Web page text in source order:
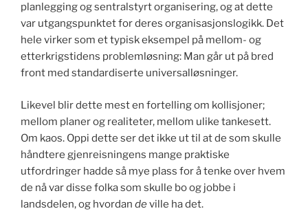
planlegging og sentralstyrt organisering, og at dette
var utgangspunktet for deres organisasjonslogikk. Det
hele virker som et typisk eksempel på mellom- og
etterkrigstidens problemløsning: Man går ut på bred
front med standardiserte universalløsninger.
Likevel blir dette mest en fortelling om kollisjoner;
mellom planer og realiteter, mellom ulike tankesett.
Om kaos. Oppi dette ser det ikke ut til at de som skulle
håndtere gjenreisningens mange praktiske
utfordringer hadde så mye plass for å tenke over hvem
de nå var disse folka som skulle bo og jobbe i
landsdelen, og hvordan deville ha det.